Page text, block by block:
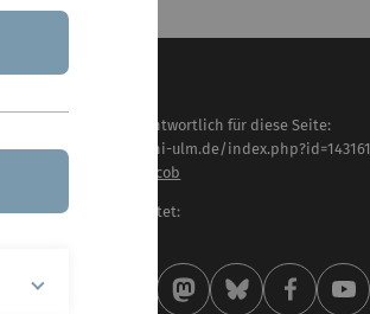
Inhaltlich verantwortlich für diese Seite:
https://www.uni-ulm.de/index.php?id=143161
Prof. Dr. Timo Jacob
Zuletzt bearbeitet: